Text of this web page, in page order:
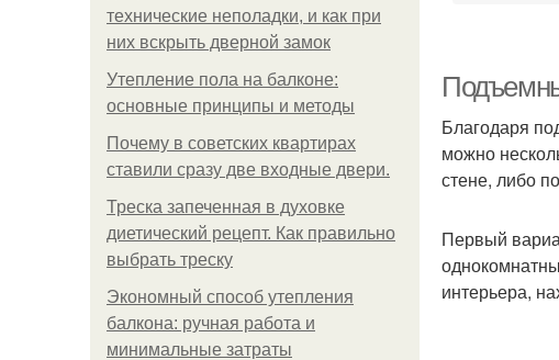
технические неполадки, и как при
них вскрыть дверной замок
Утепление пола на балконе:
основные принципы и методы
Почему в советских квартирах
ставили сразу две входные двери.
Треска запеченная в духовке
диетический рецепт. Как правильно
выбрать треску
Экономный способ утепления
балкона: ручная работа и
минимальные затраты
Благодаря
можно
стене, либо
Первый
интерьера,